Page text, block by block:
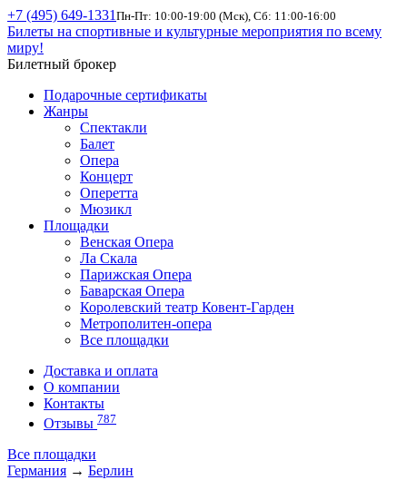
+7 (495) 649-1331 Пн-Пт: 10:00-19:00 (Мск), Сб: 11:00-16:00
Билеты на спортивные и культурные мероприятия по всему
миру!
Билетный брокер
Подарочные сертификаты
Жанры
Спектакли
Балет
Опера
Концерт
Оперетта
Мюзикл
Площадки
Венская Опера
Ла Скала
Парижская Опера
Баварская Опера
Королевский театр Ковент-Гарден
Метрополитен-опера
Все площадки
Доставка и оплата
О компании
Контакты
Отзывы 787
Все площадки
Германия → Берлин